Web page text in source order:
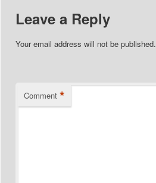
Leave a Reply
Your email address will not be published.
Comment *